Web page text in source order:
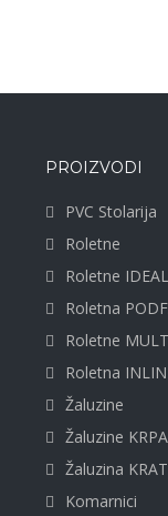
PROIZVODI
PVC Stolarija
Roletne
Roletne IDEAL
Roletna
Roletne
Roletna
Žaluzine
Žaluzine
Žaluzina
Komarnici